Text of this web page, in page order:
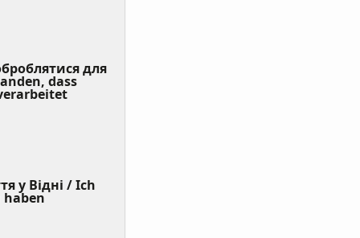
для
dass
у Відні / Ich
(Value